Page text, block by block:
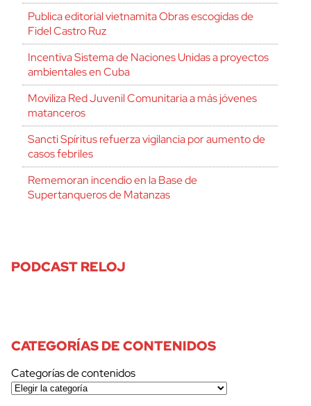
Publica editorial vietnamita Obras escogidas de
Fidel Castro Ruz
Incentiva Sistema de Naciones Unidas a proyectos
ambientales en Cuba
Moviliza Red Juvenil Comunitaria a más jóvenes
matanceros
Sancti Spíritus refuerza vigilancia por aumento de
casos febriles
Rememoran incendio en la Base de
Supertanqueros de Matanzas
PODCAST RELOJ
CATEGORÍAS DE CONTENIDOS
Categorías de contenidos